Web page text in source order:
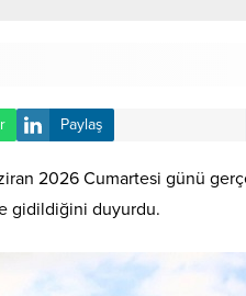
Paylaş
2026 Cumartesi günü
gidildiğini duyurdu.